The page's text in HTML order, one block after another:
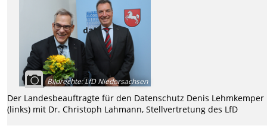
Bildrechte:LfD Niedersachsen
Der Landesbeauftragte für den Datenschutz Denis Lehmkemper
(links) mit Dr. Christoph Lahmann, Stellvertretung des LfD